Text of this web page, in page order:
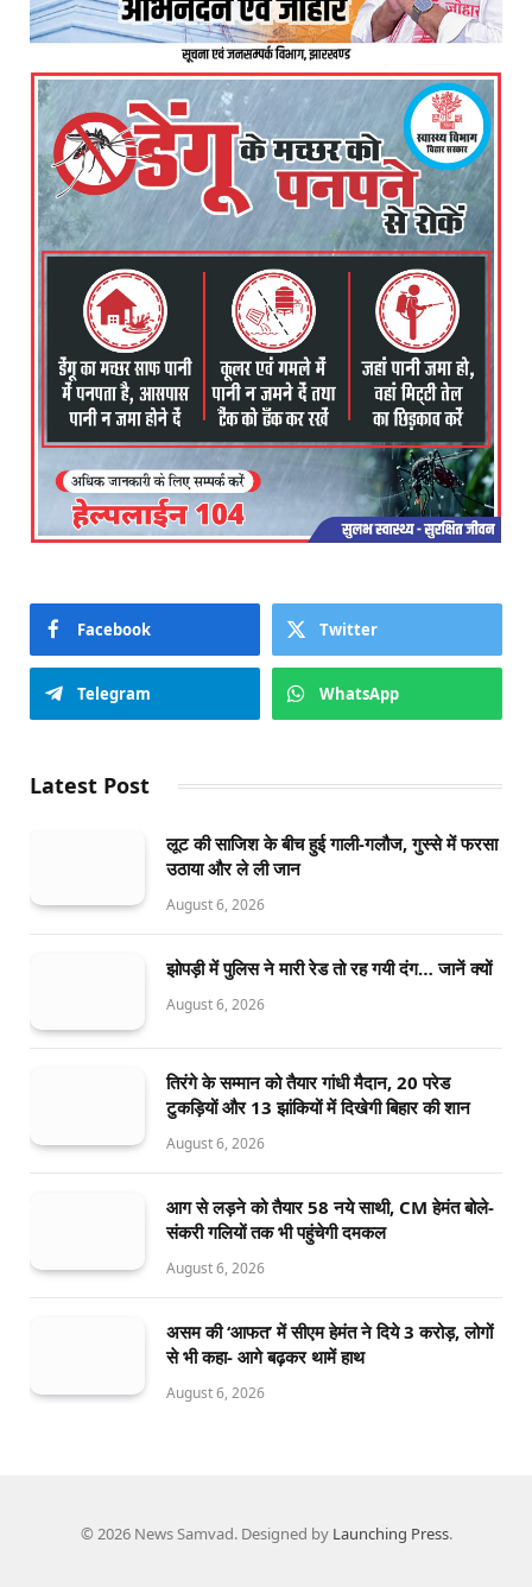
Facebook Twitter
Telegram WhatsApp
Latest Post
लूट की साजिश के बीच हुई गाली-गलौज, गुस्से में फरसा
उठाया और ले ली जान
August 6, 2026
झोपड़ी में पुलिस ने मारी रेड तो रह गयी दंग… जानें क्यों
August 6, 2026
तिरंगे के सम्मान को तैयार गांधी मैदान, 20 परेड
टुकड़ियों और 13 झांकियों में दिखेगी बिहार की शान
August 6, 2026
आग से लड़ने को तैयार 58 नये साथी, CM हेमंत बोले-
संकरी गलियों तक भी पहुंचेगी दमकल
August 6, 2026
असम की ‘आफत’ में सीएम हेमंत ने दिये 3 करोड़, लोगों
से भी कहा- आगे बढ़कर थामें हाथ
August 6, 2026
© 2026 News Samvad. Designed by Launching Press.